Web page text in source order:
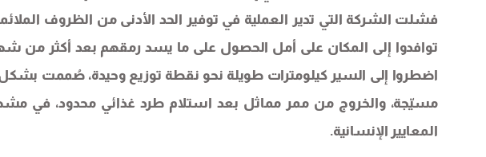
فشلت الشركة التي تدير العملية في توفير الحد الأدنى من الظروف
توافدوا إلى المكان على أمل الحصول على ما يسد رمقهم بعد أكثر من
اضطروا إلى السير كيلومترات طويلة نحو نقطة توزيع وحيدة، صُممت
مسيّجة، والخروج من ممر مماثل بعد استلام طرد غذائي محدود، في
المعايير الإنسانية.